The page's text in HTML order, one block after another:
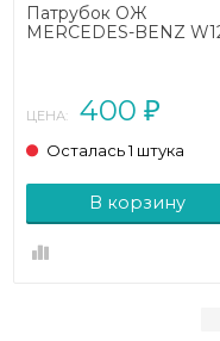
Патрубок ОЖ
MERCEDES-BENZ
ЦЕНА: 400 ₽
Осталась 1 штука
В корзину